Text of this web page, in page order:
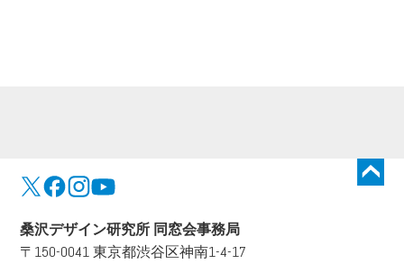
桑沢デザイン研究所 同窓会事務局
〒150-0041 東京都渋谷区神南1-4-17